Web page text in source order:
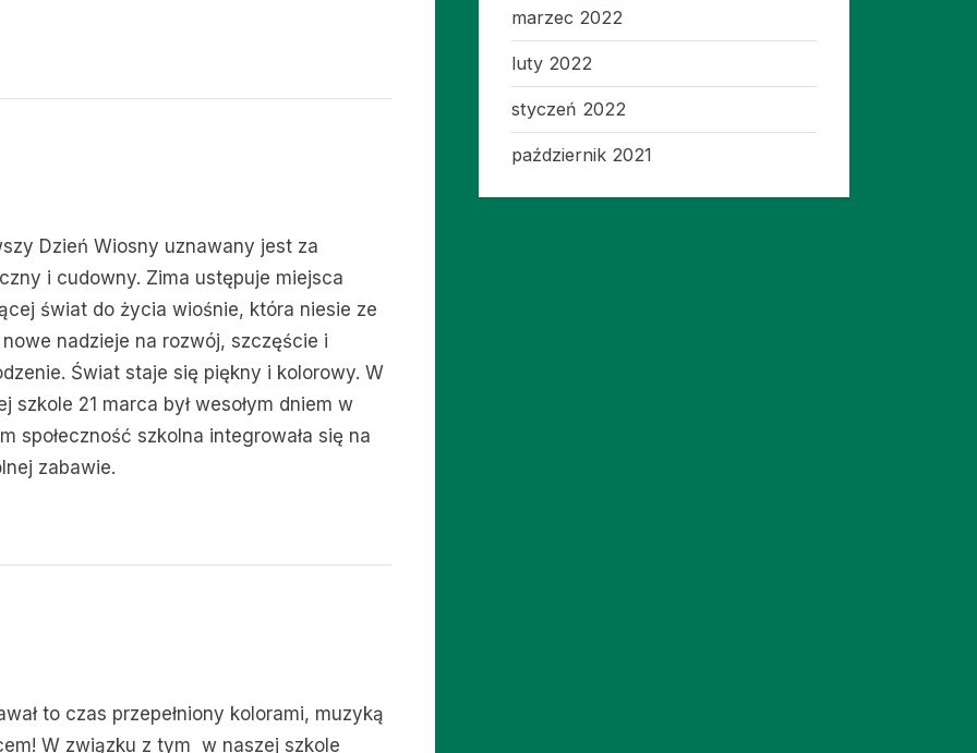
Dzień Wiosny uznawany jest za
i cudowny. Zima ustępuje miejsca
świat do życia wiośnie, która niesie ze
nowe nadzieje na rozwój, szczęście i
Świat staje się piękny i kolorowy. W
szkole 21 marca był wesołym dniem w
społeczność szkolna integrowała się na
zabawie.
to czas przepełniony kolorami, muzyką
W związku z tym w naszej szkole
marzec 2022
luty 2022
styczeń 2022
październik 2021